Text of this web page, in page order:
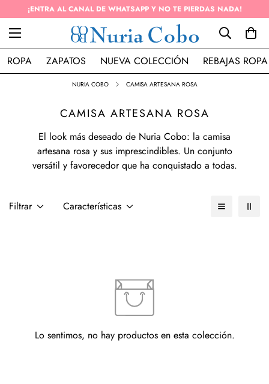
ENVÍO GRATIS EN PEDIDOS SUPERIOR A 50€ (PENÍNSULA)
ROPA ZAPATOS NUEVA COLECCIÓN REBAJAS ROPA
NURIA COBO CAMISA ARTESANA ROSA
CAMISA ARTESANA ROSA
El look más deseado de Nuria Cobo: la camisa
artesana rosa y sus imprescindibles. Un conjunto
versátil y favorecedor que ha conquistado a todas.
Filtrar Características
Lo sentimos, no hay productos en esta colección.